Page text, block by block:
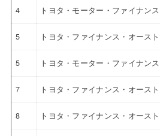
4 トヨタ・モーター・ファイナン
5 トヨタ・ファイナンス・オース
5 トヨタ・モーター・ファイナン
7 トヨタ・ファイナンス・オース
8 トヨタ・ファイナンス・オース